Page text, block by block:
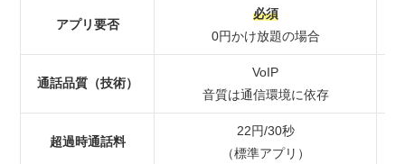
アプリ要否
必須
0円かけ放題の場合
通話品質（技術）
VoIP
音質は通信環境に依存
超過時通話料
22円/30秒
（標準アプリ）